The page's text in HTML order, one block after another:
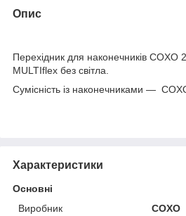
Опис
Перехідник для наконечників COXO
MULTIflex без світла.
Сумісність із наконечниками —
Характеристики
Основні
Виробник
COXO